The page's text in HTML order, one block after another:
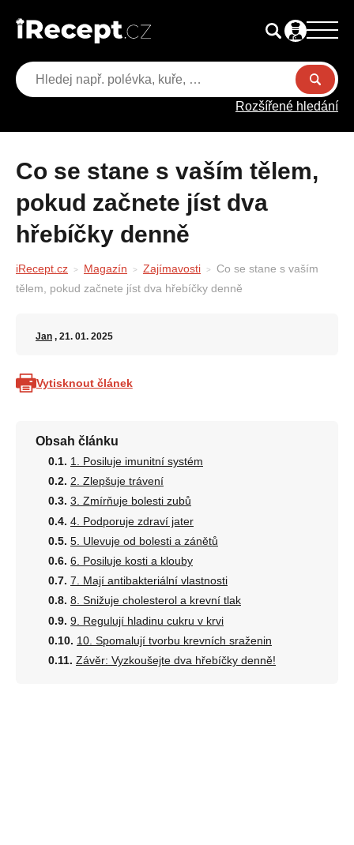
Rozšířené hledání
Co se stane s vaším tělem,
pokud začnete jíst dva
hřebíčky denně
iRecept.cz Magazín Zajímavosti
Co se stane s vaším
tělem, pokud začnete jíst dva hřebíčky denně
Jan , 21. 01. 2025
Vytisknout článek
Obsah článku
1. Posiluje imunitní systém
2. Zlepšuje trávení
3. Zmírňuje bolesti zubů
4. Podporuje zdraví jater
5. Ulevuje od bolesti a zánětů
6. Posiluje kosti a klouby
7. Mají antibakteriální vlastnosti
8. Snižuje cholesterol a krevní tlak
9. Regulují hladinu cukru v krvi
10. Spomalují tvorbu krevních sraženin
Závěr: Vyzkoušejte dva hřebíčky denně!